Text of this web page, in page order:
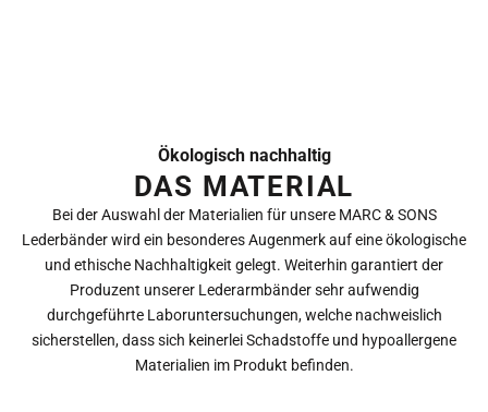
Ökologisch nachhaltig
DAS MATERIAL
Bei der Auswahl der Materialien für unsere MARC & SONS
Lederbänder wird ein besonderes Augenmerk auf eine ökologische
und ethische Nachhaltigkeit gelegt. Weiterhin garantiert der
Produzent unserer Lederarmbänder sehr aufwendig
durchgeführte Laboruntersuchungen, welche nachweislich
sicherstellen, dass sich keinerlei Schadstoffe und hypoallergene
Materialien im Produkt befinden.